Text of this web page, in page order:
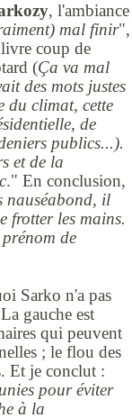
, l'ambiance
mal finir",
coup de
(Ça va mal
des mots justes
du climat, cette
de
publics...).
et de la
." En conclusion,
nauséabond, il
frotter les mains.
de
Sarko n'a pas
gauche est
qui peuvent
; le flou des
Et je conclut :
pour éviter
à la